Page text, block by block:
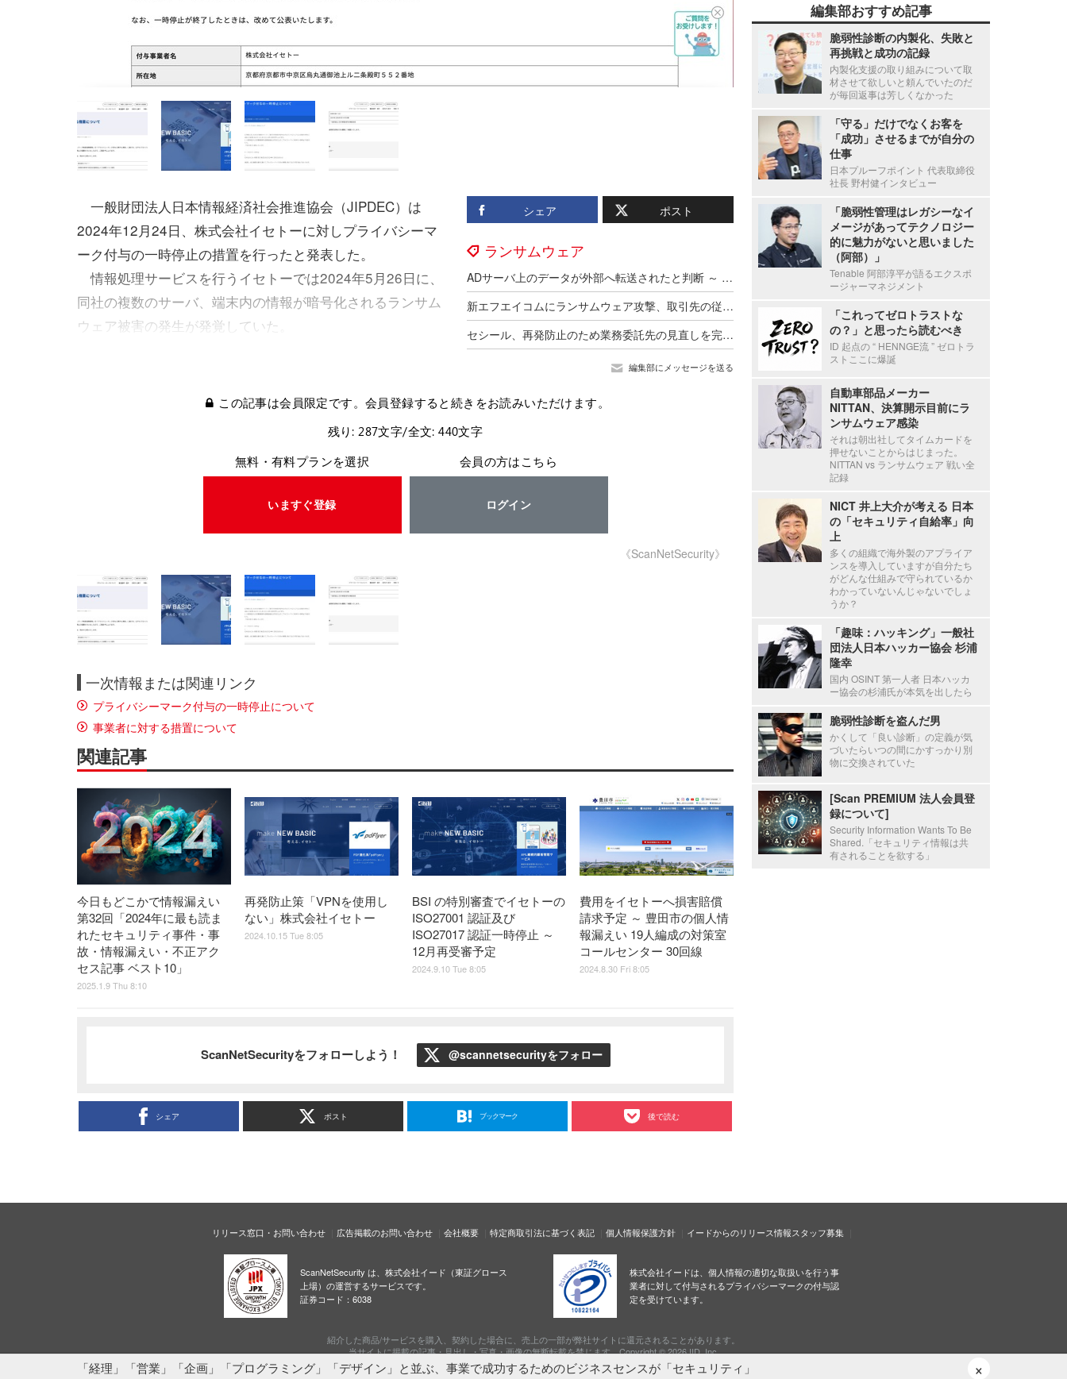
シェア ポスト
ランサムウェア
ADサーバ上のデータが外部へ転送されたと判断 ～ 精電舎電子工業にランサムウェア攻撃
新エフエイコムにランサムウェア攻撃、取引先の従業員に関する個人情報が漏えいした可能性
セシール、再発防止のため業務委託先の見直しを完了し選定基準と管理も強化
編集部にメッセージを送る
一般財団法人日本情報経済社会推進協会（JIPDEC）は
2024年12月24日、株式会社イセトーに対しプライバシーマ
ーク付与の一時停止の措置を行ったと発表した。
情報処理サービスを行うイセトーでは2024年5月26日に、
同社の複数のサーバ、端末内の情報が暗号化されるランサム
ウェア被害の発生が発覚していた。
この記事は会員限定です。会員登録すると続きをお読みいただけます。
残り: 287文字/全文: 440文字
無料・有料プランを選択
いますぐ登録
会員の方はこちら
ログイン
《ScanNetSecurity》
一次情報または関連リンク
プライバシーマーク付与の一時停止について
事業者に対する措置について
関連記事
今日もどこかで情報漏えい
第32回「2024年に最も読ま
れたセキュリティ事件・事
故・情報漏えい・不正アク
セス記事 ベスト10」
2025.1.9 Thu 8:10
再発防止策「VPNを使用し
ない」株式会社イセトー
2024.10.15 Tue 8:05
BSI の特別審査でイセトーの
ISO27001 認証及び
ISO27017 認証一時停止 ～
12月再受審予定
2024.9.10 Tue 8:05
費用をイセトーへ損害賠償
請求予定 ～ 豊田市の個人情
報漏えい 19人編成の対策室
コールセンター 30回線
2024.8.30 Fri 8:05
ScanNetSecurityをフォローしよう！ @scannetsecurityをフォロー
シェア ポスト ブックマーク 後で読む
編集部おすすめ記事
脆弱性診断の内製化、失敗と
再挑戦と成功の記録
内製化支援の取り組みについて取
材させて欲しいと頼んでいたのだ
が毎回返事は芳しくなかった
「守る」だけでなくお客を
「成功」させるまでが自分の
仕事
日本プルーフポイント 代表取締役
社長 野村健インタビュー
「脆弱性管理はレガシーなイ
メージがあってテクノロジー
的に魅力がないと思いました
（阿部）」
Tenable 阿部淳平が語るエクスポ
ージャーマネジメント
「これってゼロトラストな
の？」と思ったら読むべき
ID 起点の “ HENNGE流 ” ゼロトラ
ストここに爆誕
自動車部品メーカー
NITTAN、決算開示目前にラ
ンサムウェア感染
それは朝出社してタイムカードを
押せないことからはじまった。
NITTAN vs ランサムウェア 戦い全
記録
NICT 井上大介が考える 日本
の「セキュリティ自給率」向
上
多くの組織で海外製のアプライア
ンスを導入していますが自分たち
がどんな仕組みで守られているか
わかっていないんじゃないでしょ
うか？
「趣味：ハッキング」一般社
団法人日本ハッカー協会 杉浦
隆幸
国内 OSINT 第一人者 日本ハッカ
ー協会の杉浦氏が本気を出したら
脆弱性診断を盗んだ男
かくして「良い診断」の定義が気
づいたらいつの間にかすっかり別
物に交換されていた
[Scan PREMIUM 法人会員登
録について]
Security Information Wants To Be
Shared.「セキュリティ情報は共
有されることを欲する」
リリース窓口・お問い合わせ 広告掲載のお問い合わせ 会社概要 特定商取引法に基づく表記 個人情報保護方針 イードからのリリース情報スタッフ募集
ScanNetSecurity は、株式会社イード（東証グロース
上場）の運営するサービスです。
証券コード：6038
株式会社イードは、個人情報の適切な取扱いを行う事
業者に対して付与されるプライバシーマークの付与認
定を受けています。
紹介した商品/サービスを購入、契約した場合に、売上の一部が弊社サイトに還元されることがあります。
当サイトに掲載の記事・見出し・写真・画像の無断転載を禁じます。Copyright © 2026 IID, Inc.
「経理」「営業」「企画」「プログラミング」「デザイン」と並ぶ、事業で成功するためのビジネスセンスが「セキュリティ」 ×